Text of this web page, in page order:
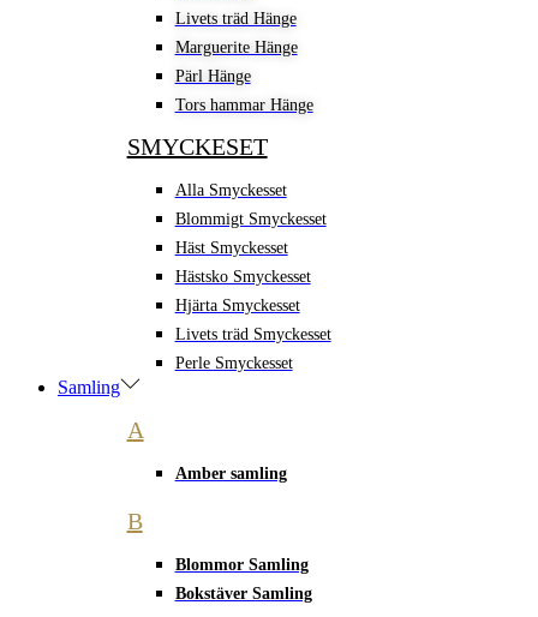
Livets träd Hänge
Marguerite Hänge
Pärl Hänge
Tors hammar Hänge
SMYCKESET
Alla Smyckesset
Blommigt Smyckesset
Häst Smyckesset
Hästsko Smyckesset
Hjärta Smyckesset
Livets träd Smyckesset
Perle Smyckesset
Samling
A
Amber samling
B
Blommor Samling
Bokstäver Samling